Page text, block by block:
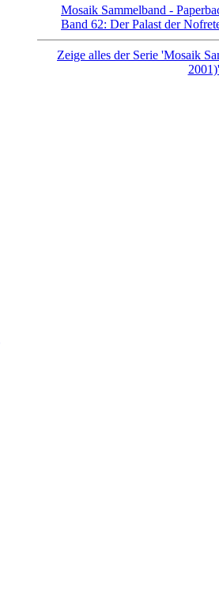
Mosaik Sammelband -
Band 62: Der Palast der
Zeige alles der Serie 'Mosaik
2001)'